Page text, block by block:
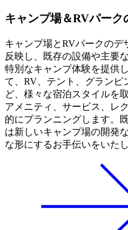
キャンプ場＆RVパーク
キャンプ場とRVパークのデ
反映し、既存の設備や主要
特別なキャンプ体験を提供
て、RV、テント、グランピ
ど、様々な宿泊スタイルを
アメニティ、サービス、レ
的にプランニングします。
は新しいキャンプ場の開発
な形にするお手伝いをいたし